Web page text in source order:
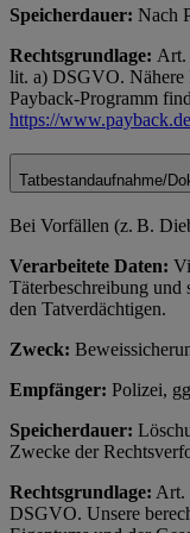
Speicherdauer: Nach
Rechtsgrundlage: Art.
lit. a) DSGVO. Nähere
Payback-Programm
https://
Tatbestandaufnahme/
Bei Vorfällen (z. B.
Verarbeitete Daten:
Täterbeschreibung und
den Tatverdächtigen.
Zweck:
Empfänger: Polizei,
Speicherdauer:
Zwecke der
Rechtsgrundlage: Art.
DSGVO. Unsere